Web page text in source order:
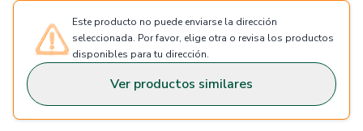
Este producto no puede enviarse la dirección
seleccionada. Por favor, elige otra o revisa los productos
disponibles para tu dirección.
Ver productos similares